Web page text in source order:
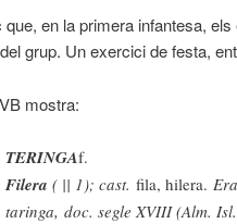
que, en la primera infantesa,
grup. Un exercici de festa,
mostra:
TERINGAf.
Filera ( || 1); cast. fila, hilera.
taringa, doc. segle XVIII (Alm.